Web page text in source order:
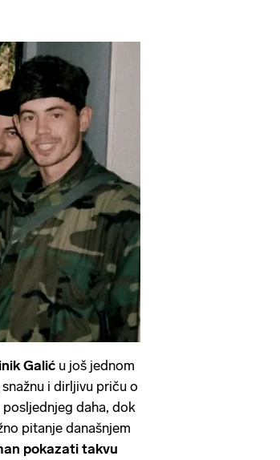
Galić u još jednom
i dirljivu priču o
daha, dok
pitanje današnjem
pokazati takvu